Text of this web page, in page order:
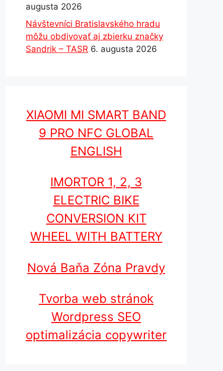
augusta 2026
Návštevníci Bratislavského hradu
môžu obdivovať aj zbierku značky
Sandrik – TASR 6. augusta 2026
XIAOMI MI SMART BAND
9 PRO NFC GLOBAL
ENGLISH
IMORTOR 1, 2, 3
ELECTRIC BIKE
CONVERSION KIT
WHEEL WITH BATTERY
Nová Baňa Zóna Pravdy
Tvorba web stránok
Wordpress SEO
optimalizácia copywriter